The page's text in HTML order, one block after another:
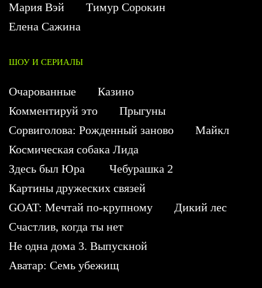
Мария Вэй
Тимур Сорокин
Елена Сажина
ШОУ И СЕРИАЛЫ
Очарованные
Казино
Комментируй это
Прыгуны
Сорвиголова: Рожденный заново
Майкл
Космическая собака Лида
Здесь был Юра
Чебурашка 2
Картины дружеских связей
GOAT: Мечтай по-крупному
Дикий лес
Счастлив, когда ты нет
Не одна дома 3. Выпускной
Аватар: Семь убежищ